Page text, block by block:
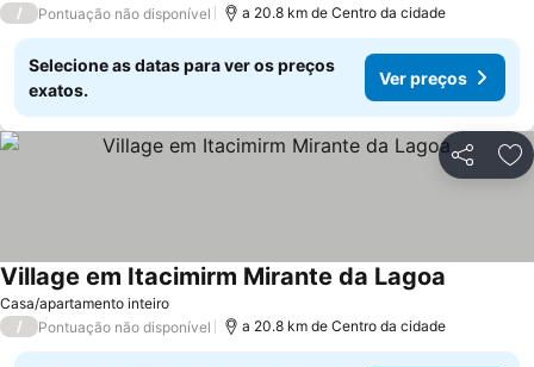
/ Pontuação não disponível a 20.8 km de Centro da cidade
Selecione as datas para ver os preços
exatos.
Ver preços
Partilhar
Casa/apartamento inteiro
Village em Itacimirm Mirante da Lagoa
/ Pontuação não disponível a 20.8 km de Centro da cidade